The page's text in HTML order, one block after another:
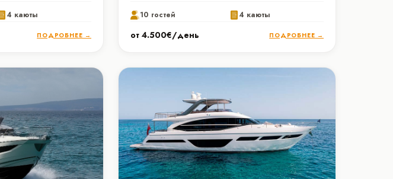
4 каюты
ПОДРОБНЕЕ →
10 гостей 4 каюты
от 4.500€/день ПОДРОБНЕЕ →